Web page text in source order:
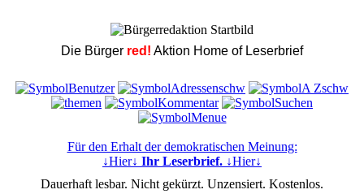
Die Bürger red! Aktion Home of Leserbrief
Für den Erhalt der demokratischen Meinung:
↓Hier↓ Ihr Leserbrief. ↓Hier↓
Dauerhaft lesbar. Nicht gekürzt. Unzensiert. Kostenlos.